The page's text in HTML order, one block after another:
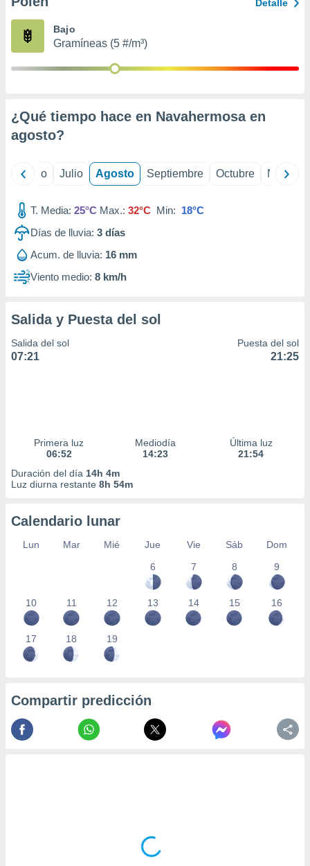
publicidad
1199
Detalle
Bajo
Gramíneas (5 #/m³)
¿Qué tiempo hace en Navahermosa en
agosto?
Junio Julio Agosto Septiembre Octubre
T. Media: 25°C Max.: 32°C Min: 18°C
Días de lluvia: 3 días
Acum. de lluvia: 16 mm
Viento medio: 8 km/h
Salida y Puesta del sol
Salida del sol
07:21
Puesta del sol
21:25
Primera luz
06:52
Mediodía
14:23
Última luz
21:54
Duración del día 14h 4m
Luz diurna restante 8h 54m
Calendario lunar
Lun Mar Mié Jue Vie Sáb
Dom
6
7 8 9
10 11 12 13 14 15 16
17 18 19
Compartir predicción